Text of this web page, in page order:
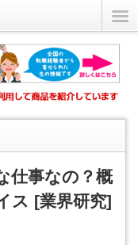
と特徴、転職のアドバ...
仕事なの？概
ス [業界研究]